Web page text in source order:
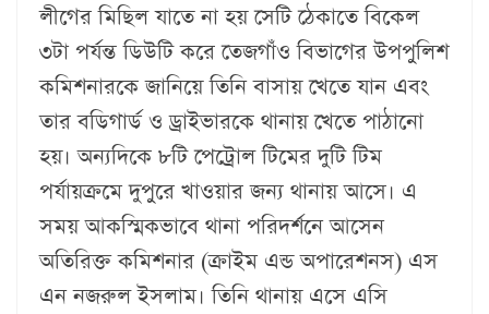
লীগের মিছিল যাতে না হয় সেটি ঠেকাতে বিকেল
৩টা পর্যন্ত ডিউটি করে তেজগাঁও বিভাগের উপপুলিশ
কমিশনারকে জানিয়ে তিনি বাসায় খেতে যান এবং
তার বডিগার্ড ও ড্রাইভারকে থানায় খেতে পাঠানো
হয়। অন্যদিকে ৮টি পেট্রোল টিমের দুটি টিম
পর্যায়ক্রমে দুপুরে খাওয়ার জন্য থানায় আসে। এ
সময় আকস্মিকভাবে থানা পরিদর্শনে আসেন
অতিরিক্ত কমিশনার (ক্রাইম এন্ড অপারেশনস) এস
এন নজরুল ইসলাম। তিনি থানায় এসে এসি